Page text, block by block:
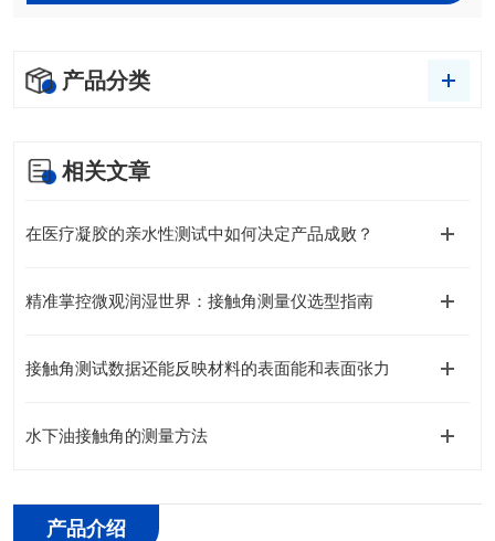
产品分类
相关文章
在医疗凝胶的亲水性测试中如何决定产品成败？
精准掌控微观润湿世界：接触角测量仪选型指南
接触角测试数据还能反映材料的表面能和表面张力
水下油接触角的测量方法
产品介绍